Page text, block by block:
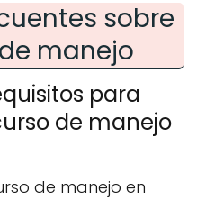
sobre
manejo
para
de manejo
de manejo en